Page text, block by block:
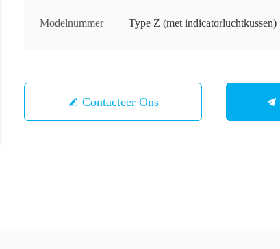
Modelnummer Type Z (met indicatorluchtkussen)
Contacteer Ons